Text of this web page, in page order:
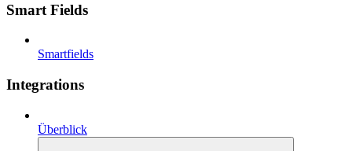
Smart Fields
Smartfields
Integrations
Überblick